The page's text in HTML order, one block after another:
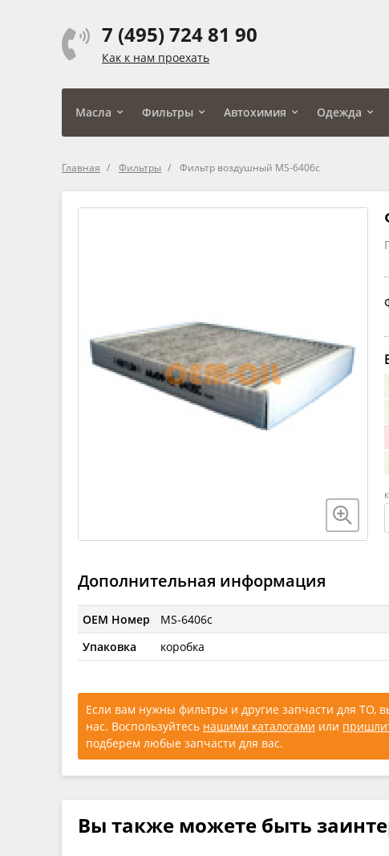
7 (495) 724 81 90
Как к нам проехать
Масла Фильтры Автохимия Одежда
Главная Фильтры Фильтр воздушный MS-6406c
Дополнительная информация
OEM Номер
MS-6406c
Упаковка
коробка
Если вам нужны фильтры и другие запчасти для ТО,
нас. Воспользуйтесь нашими каталогами или
подберем любые запчасти для вас.
Вы также можете быть